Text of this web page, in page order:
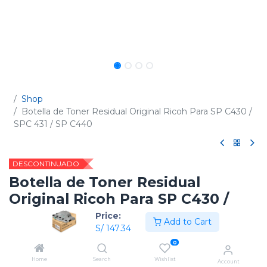
Price:
S/ 147.34
Add to Cart
Home Search
0
Wishlist Account
Shop
Botella de Toner Residual Original Ricoh Para SP C430 /
SPC 431 / SP C440
DESCONTINUADO
Botella de Toner Residual
Original Ricoh Para SP C430 /
SPC 431 / SP C440
(0 reseña)
Código:406665